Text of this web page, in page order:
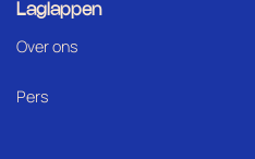
Laglappen
Over ons
Pers